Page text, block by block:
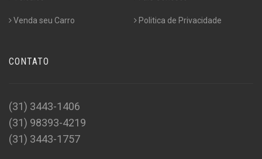
Venda seu Carro Politica de Privacidade
CONTATO
(31) 3443-1406
(31) 98393-4219
(31) 3443-1757